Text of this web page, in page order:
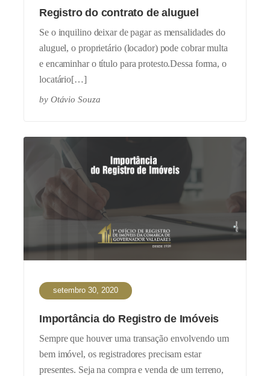
Registro do contrato de aluguel
Se o inquilino deixar de pagar as mensalidades do
aluguel, o proprietário (locador) pode cobrar multa
e encaminhar o título para protesto.Dessa forma, o
locatário[…]
by Otávio Souza
setembro 30, 2020
Importância do Registro de Imóveis
Sempre que houver uma transação envolvendo um
bem imóvel, os registradores precisam estar
presentes. Seja na compra e venda de um terreno,